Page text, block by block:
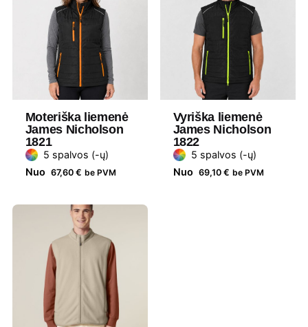
skalbkite kartu, nelyginkite ant
spaudos, skalbkite ir lyginkite
išvirkščiąja puse.
3XL, L, M, S, XL, XXL, XXS, XS
Medžiaga 100 % perdirbtas poliesteris
Gramatūra /
Talpa
450 g/m²
ženklas
Stanley Stella
Moteriška liemenė
James Nicholson
1821
5 spalvos (-ų)
Nuo 67,60 € be PVM
Vyriška liemenė
James Nicholson
1822
5 spalvos (-ų)
Nuo 69,10 € be PVM